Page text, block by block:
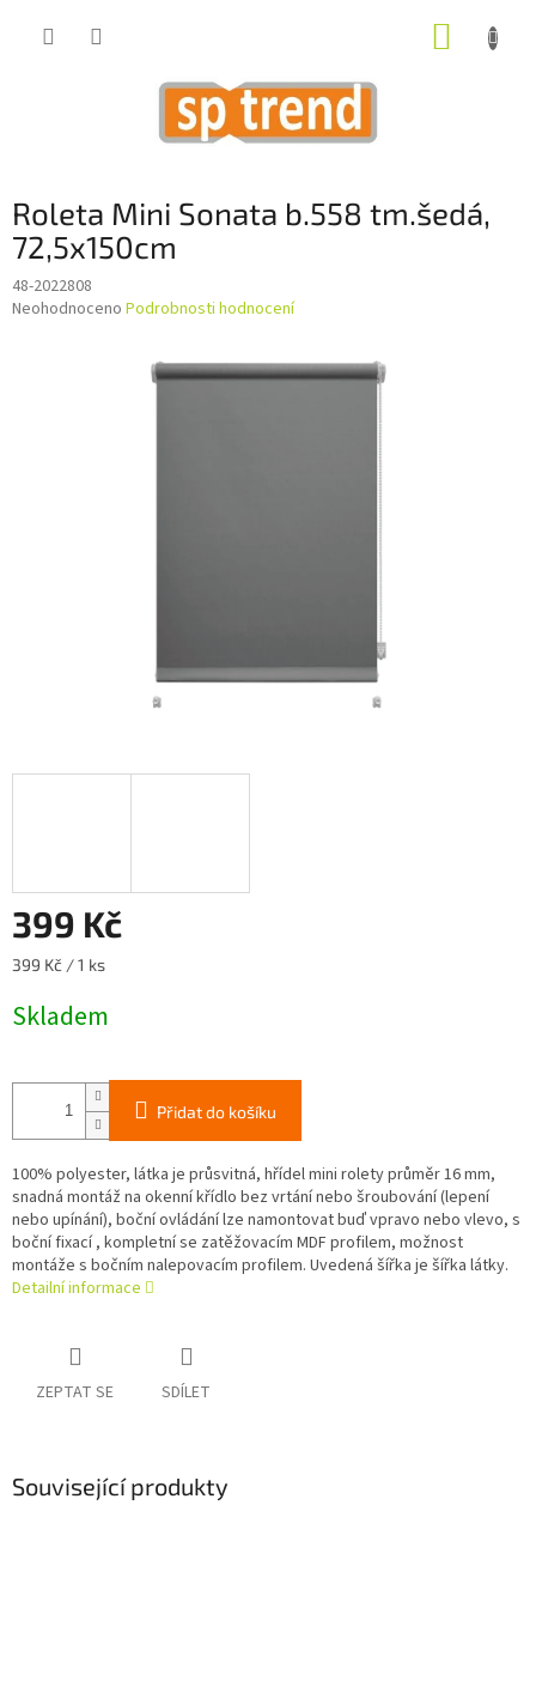
Roleta Mini Sonata b.558 tm.šedá,
72,5x150cm
48-2022808
Průměrné
Neohodnoceno Podrobnosti hodnocení
399 Kč
Měrná
399 Kč / 1 ks
Skladem
Přidat do košíku
100% polyester, látka je průsvitná, hřídel mini rolety průměr 16 mm,
snadná montáž na okenní křídlo bez vrtání nebo šroubování (lepení
nebo upínání), boční ovládání lze namontovat buď vpravo nebo vlevo, s
boční fixací , kompletní se zatěžovacím MDF profilem, možnost
montáže s bočním nalepovacím profilem. Uvedená šířka je šířka látky.
Detailní informace
ZEPTAT SE SDÍLET
Související produkty